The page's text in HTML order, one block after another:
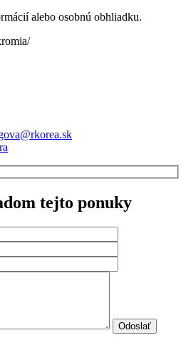
alebo osobnú obhliadku.
tejto ponuky
Odoslať